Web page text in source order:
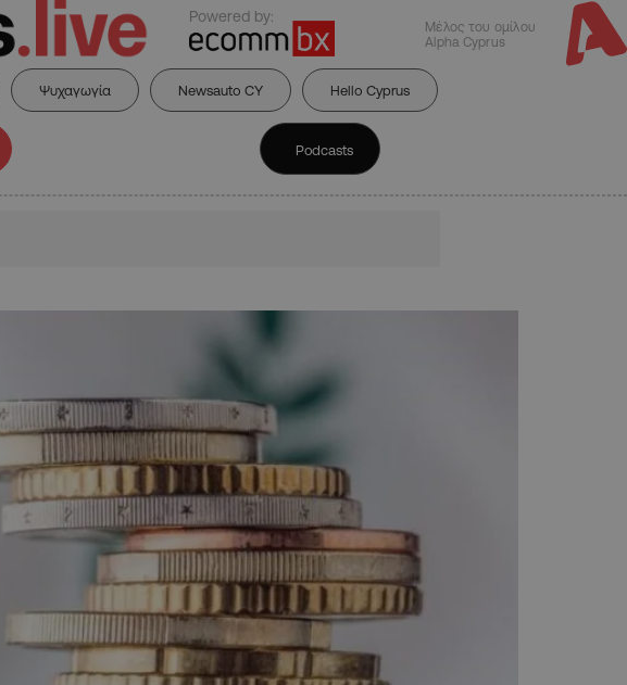
Powered by:
Μέλος του ομίλου
Alpha Cyprus
Ψυχαγωγία Newsauto CY Hello Cyprus
Podcasts